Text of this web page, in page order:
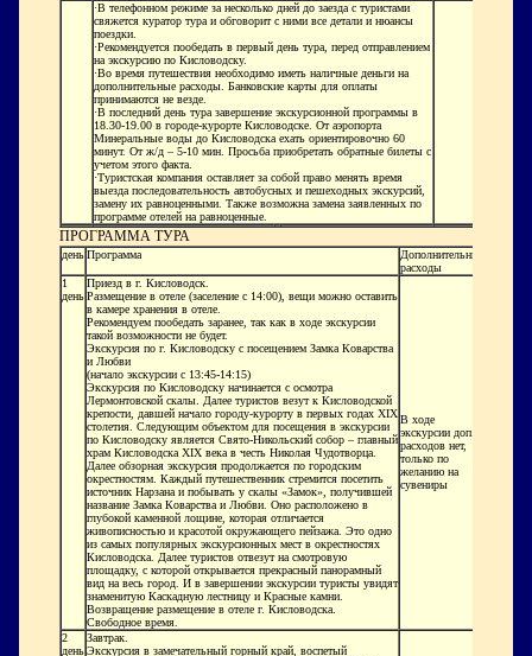
·В телефонном режиме за несколько дней до заезда с туристами
свяжется куратор тура и обговорит с ними все детали и нюансы
поездки.
·Рекомендуется пообедать в первый день тура, перед отправлением
на экскурсию по Кисловодску.
·Во время путешествия необходимо иметь наличные деньги на
дополнительные расходы. Банковские карты для оплаты
принимаются не везде.
·В последний день тура завершение экскурсионной программы в
18.30-19.00 в городе-курорте Кисловодске. От аэропорта
Минеральные воды до Кисловодска ехать ориентировочно 60
минут. От ж/д – 5-10 мин. Просьба приобретать обратные билеты с
учетом этого факта.
·Туристская компания оставляет за собой право менять время
выезда последовательность автобусных и пешеходных экскурсий,
замену их равноценными. Также возможна замена заявленных по
программе отелей на равноценные.
ПРОГРАММА ТУРА
деньПрограмма
Дополнительные
расходы
1
день
Приезд в г. Кисловодск.
Размещение в отеле (заселение с 14:00), вещи можно оставить
в камере хранения в отеле.
Рекомендуем пообедать заранее, так как в ходе экскурсии
такой возможности не будет.
Экскурсия по г. Кисловодску с посещением Замка Коварства
и Любви
(начало экскурсии с 13:45-14:15)
Экскурсия по Кисловодску начинается с осмотра
Лермонтовской скалы. Далее туристов везут к Кисловодской
крепости, давшей начало городу-курорту в первых годах XIX
столетия. Следующим объектом для посещения в экскурсии
по Кисловодску является Свято-Никольский собор – главный
храм Кисловодска XIX века в честь Николая Чудотворца.
Далее обзорная экскурсия продолжается по городским
окрестностям. Каждый путешественник стремится посетить
источник Нарзана и побывать у скалы «Замок», получившей
название Замка Коварства и Любви. Оно расположено в
глубокой каменной лощине, которая отличается
живописностью и красотой окружающего пейзажа. Это одно
из самых популярных экскурсионных мест в окрестностях
Кисловодска. Далее туристов отвезут на смотровую
площадку, с которой открывается прекрасный панорамный
вид на весь город. И в завершении экскурсии туристы увидят
знаменитую Каскадную лестницу и Красные камни.
Возвращение размещение в отеле г. Кисловодска.
Свободное время.
В ходе
экскурсии доп.
расходов нет,
только по
желанию на
сувениры
2
день
Завтрак.
Экскурсия в замечательный горный край, воспетый